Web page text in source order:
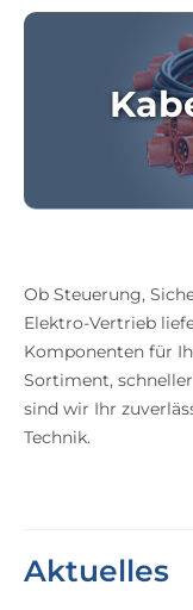
Ob Steuerung,
Elektro-Vertrieb
Komponenten für
Sortiment,
sind wir Ihr
Technik.
Aktuelles